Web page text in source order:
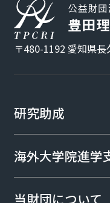
〒480-1192 愛知県
研究助成
海外大学院進学
当財団について